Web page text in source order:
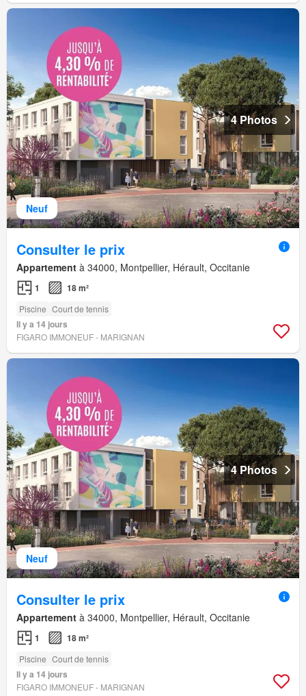
Neuf
4 Photos
Consulter le prix
Appartement à 34000, Montpellier, Hérault, Occitanie
1 18 m²
Piscine Court de tennis
Il y a 14 jours
FIGARO IMMONEUF - MARIGNAN
Neuf
4 Photos
Consulter le prix
Appartement à 34000, Montpellier, Hérault, Occitanie
1 18 m²
Piscine Court de tennis
Il y a 14 jours
FIGARO IMMONEUF - MARIGNAN